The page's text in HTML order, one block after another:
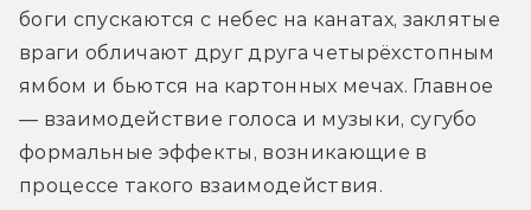
боги спускаются с небес на канатах, заклятые
враги обличают друг друга четырёхстопным
ямбом и бьются на картонных мечах. Главное
— взаимодействие голоса и музыки, сугубо
формальные эффекты, возникающие в
процессе такого взаимодействия.